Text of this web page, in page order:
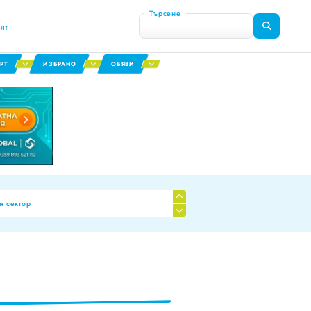
Търсене
ИЗБРАНО ОБЯВИ